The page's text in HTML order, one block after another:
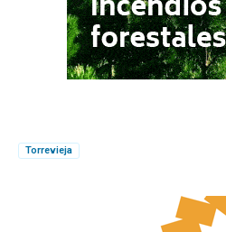
Torrevieja